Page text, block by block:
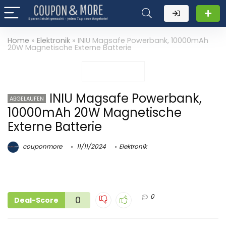
Home » Elektronik » INIU Magsafe Powerbank, 10000mAh
20W Magnetische Externe Batterie
ABGELAUFEN
INIU Magsafe Powerbank,
10000mAh 20W Magnetische
Externe Batterie
couponmore 11/11/2024 Elektronik
Deal-Score 0 0